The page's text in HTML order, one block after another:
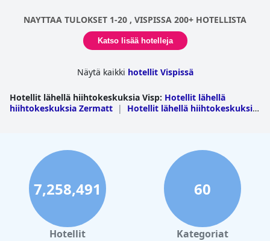
haluaa lähteä aikaisin rinteille.
Näistä pienistä puutteista huolimattaHotel Alpenroyal
edelleen erinomainen valinta hiihtolomalle, jossa yhdistyvät
kattavat hiihtotukipalvelut.
NAYTTAA TULOKSET 1-20 , VISPISSA 200+ HOTELLISTA
Katso lisää hotelleja
Näytä kaikki hotellit Vispissä
Hotellit lähellä hiihtokeskuksia Visp: Hotellit lähellä
hiihtokeskuksia Zermatt |
Hotellit lähellä hiihtokeskuksia
| Hotellit lähellä hiihtokeskuksia
|
Hotellit lähellä hiihtokeskuksia St
Niklaus
Hotellit lähellä hiihtokeskuksia Randa
Hotellit
lähellä hiihtokeskuksia Visp
Hotellit lähellä
hiihtokeskuksia Visperterminen
Hotellit lähellä
hiihtokeskuksia Torbel
Hotellit lähellä hiihtokeskuksia
|
Hotellit lähellä hiihtokeskuksia
Staldenried | Hotellit lähellä hiihtokeskuksia Zeneggen
7,258,491
Hotellit
60
Kategoriat